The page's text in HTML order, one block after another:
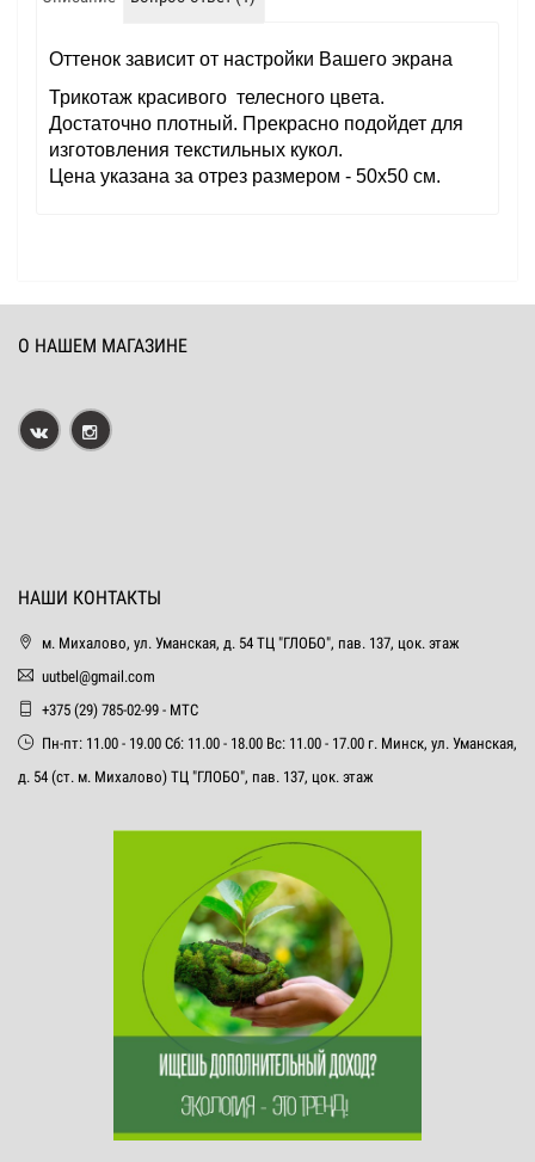
Оттенок зависит от настройки Вашего экрана
Трикотаж красивого телесного цвета.
Достаточно плотный. Прекрасно подойдет для
изготовления текстильных кукол.
Цена указана за отрез размером - 50х50 см.
О НАШЕМ МАГАЗИНЕ
НАШИ КОНТАКТЫ
м. Михалово, ул. Уманская, д. 54 ТЦ "ГЛОБО", пав. 137, цок. этаж
uutbel@gmail.com
+375 (29) 785-02-99 - МТС
Пн-пт: 11.00 - 19.00 Сб: 11.00 - 18.00 Вс: 11.00 - 17.00 г. Минск, ул. Уманская,
д. 54 (ст. м. Михалово) ТЦ "ГЛОБО", пав. 137, цок. этаж